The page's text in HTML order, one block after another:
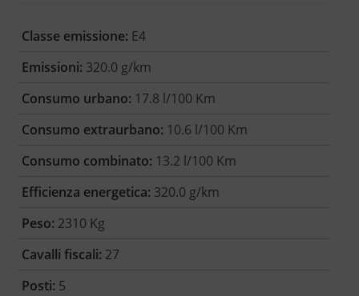
Classe emissione: E4
Emissioni: 320.0 g/km
Consumo urbano: 17.8 l/100 Km
Consumo extraurbano: 10.6 l/100 Km
Consumo combinato: 13.2 l/100 Km
Efficienza energetica: 320.0 g/km
Peso: 2310 Kg
Cavalli fiscali: 27
Posti: 5